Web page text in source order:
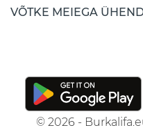
VÕTKE MEIEGA
© 2026 -